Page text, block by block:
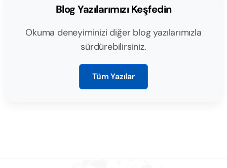
Blog Yazılarımızı Keşfedin
Okuma deneyiminizi diğer blog yazılarımızla
sürdürebilirsiniz.
Tüm Yazılar